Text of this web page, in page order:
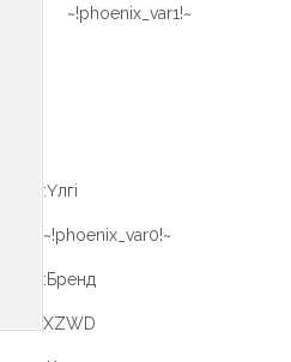
~!phoenix_var1!~
Үлгі:
~!phoenix_var0!~
Бренд:
XZWD